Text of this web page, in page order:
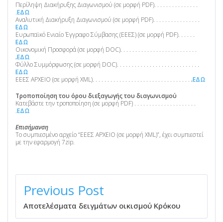
Περίληψη Διακήρυξης Διαγωνισμού (σε μορφή PDF). . . . . . . . . . . . . . .
.ΕΔΩ
Αναλυτική Διακήρυξη Διαγωνισμού (σε μορφή PDF). . . . . . . . . . . . . . . .
ΕΔΩ
Ευρωπαϊκό Ενιαίο Έγγραφο Σύμβασης (ΕΕΕΣ) (σε μορφή PDF). . . . . .
ΕΔΩ
Οικονομική Προσφορά (σε μορφή DOC). . . . . . . . . . . . . . . . . . . . . . . . . .
.ΕΔΩ
Φύλλο Συμμόρφωσης (σε μορφή DOC). . . . . . . . . . . . . . . . . . . . . . . . . . . .
ΕΔΩ
ΕΕΕΣ ΑΡΧΕΙΟ (σε μορφή XML). . . . . . . . . . . . . . . . . . . . . . . . . . . . . . . . . .ΕΔΩ
Τροποποίηση του όρου διεξαγωγής του διαγωνισμού
Κατεβάστε την τροποποίηση (σε μορφή PDF) . . . . . . . . . . . . . . . . . . . . .
.ΕΔΩ
Επισήμανση
Το συμπιεσμένο αρχείο “ΕΕΕΣ ΑΡΧΕΙΟ (σε μορφή XML)”, έχει συμπιεστεί
με την εφαρμογή 7zip.
ΠΛΟΉΓΗΣΗ
ΆΡΘΡΩΝ
Previous Post
Αποτελέσματα δειγμάτων οικισμού Κρόκου